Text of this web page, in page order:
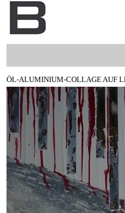
ÖL-ALUMINIUM-COLLAGE AUF